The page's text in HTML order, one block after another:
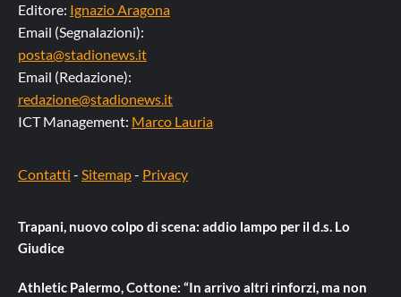
Editore: Ignazio Aragona
Email (Segnalazioni):
posta@stadionews.it
Email (Redazione):
redazione@stadionews.it
ICT Management: Marco Lauria
Contatti - Sitemap- Privacy
Trapani, nuovo colpo di scena: addio lampo per il d.s. Lo
Giudice
Athletic Palermo, Cottone: “In arrivo altri rinforzi, ma non